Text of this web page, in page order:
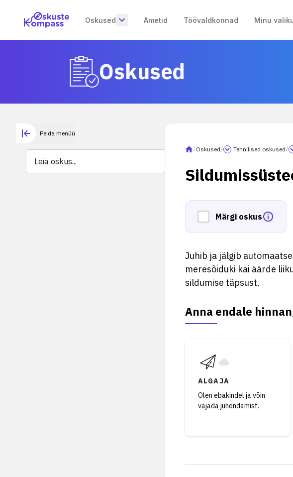
Oskused Ametid Töövaldkonnad Minu
Oskused
Peida menüü
/Oskused/ Tehnilised oskused/
Märgi oskus
Juhib ja jälgib
meresõiduki kai äärde
sildumise täpsust.
Anna endale
ALGAJA
Olen ebakindel ja võin
vajada juhendamist.